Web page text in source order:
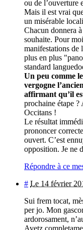
ou de l’ouverture
Mais il est vrai
un misérable
Chacun donnera
souhaite. Pour
manifestations de
plus en plus
standard
Un peu comme
vergogne
affirmant qu’il
prochaine étape ?
Occitans !
Le résultat
prononcer
ouvert. C’est
opposition. Je ne
Répondre à ce
# Le 14 février
Sui frem tocat,
per jo. Mon
ardorosament,
Avetz